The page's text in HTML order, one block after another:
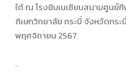
ใต้ ณ โรงยิมเนเซียมสนามศูนย์
ภิเษกวิทยาลัย กระบี่ จังหวัดกระ
พฤศจิกายน 2567
.